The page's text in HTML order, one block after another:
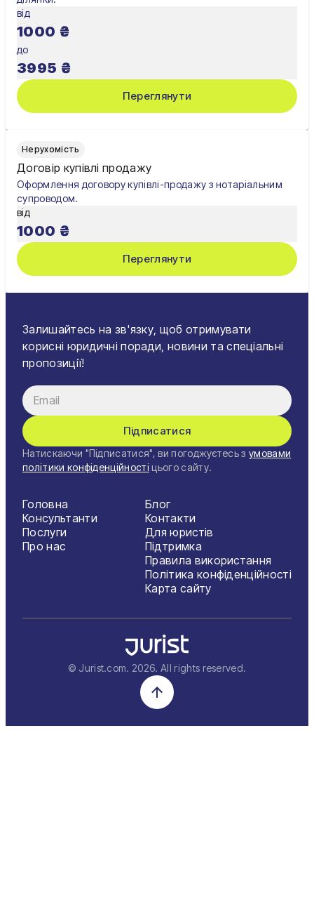
від
1000 ₴
до
3995 ₴
Переглянути
Нерухомість
Договір купівлі продажу
Оформлення договору купівлі-продажу з нотаріальним
супроводом.
від
1000 ₴
Переглянути
Залишайтесь на зв'язку, щоб отримувати
корисні юридичні поради, новини та спеціальні
пропозиції!
Підписатися
Натискаючи "Підписатися", ви погоджуєтесь з умовами
політики конфіденційності цього сайту.
Головна
Консультанти
Послуги
Про нас
Блог
Контакти
Для юристів
Підтримка
Правила використання
Політика конфіденційності
Карта сайту
© Jurist.com. 2026. All rights reserved.